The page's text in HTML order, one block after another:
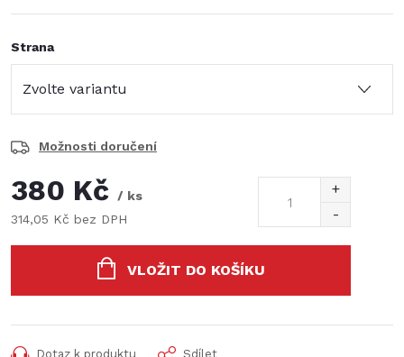
Strana
Možnosti doručení
380 Kč
/ ks
314,05 Kč bez DPH
VLOŽIT DO KOŠÍKU
Dotaz k produktu Sdílet